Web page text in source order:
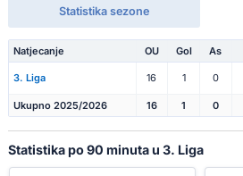
Statistika sezone
Natjecanje OU Gol As
3. Liga 16 1 0
Ukupno 2025/2026 16 1 0
Statistika po 90 minuta u 3. Liga